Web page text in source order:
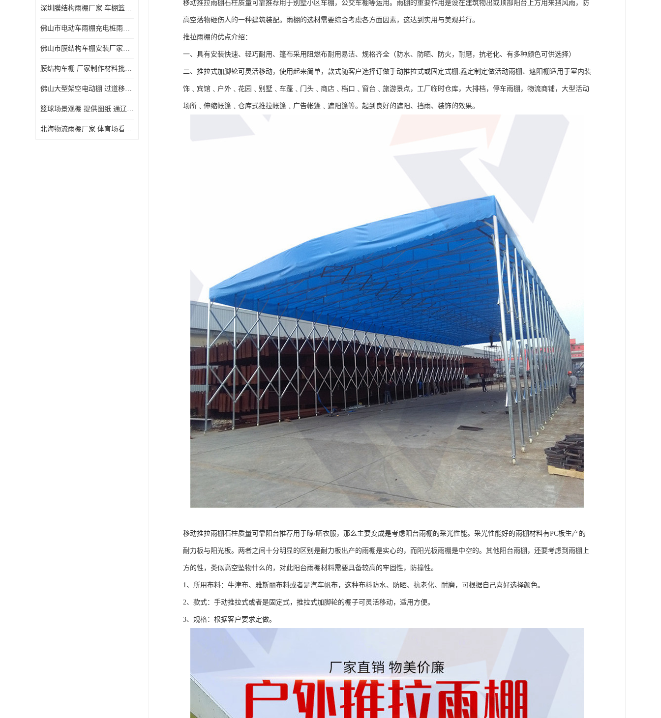
深圳膜结构雨棚厂家 车棚篮球场体育看台 规格多样
佛山市电动车雨棚充电桩雨棚小区电动车棚
佛山市膜结构车棚安装厂家发货安装
膜结构车棚 厂家制作材料批发安装一体式工厂
佛山大型架空电动棚 过道移动雨蓬 屋轨道悬空棚免费测量
篮球场景观棚 提供图纸 通辽膜结构厂家
北海物流雨棚厂家 体育场看台雨棚 价格优惠
移动推拉雨棚石柱质量可靠推荐用于别墅小区车棚，公交车棚等运用。雨棚的重要作用是设在建筑物出或顶部阳台上方用来挡风雨，防
高空落物砸伤人的一种建筑装配。雨棚的选材需要综合考虑各方面因素，这达到实用与美观并行。
推拉雨棚的优点介绍：
一、具有安装快速、轻巧耐用、篷布采用阻燃布耐用易洁、规格齐全（防水、防晒、防火，耐磨，抗老化、有多种颜色可供选择）
二、推拉式加脚轮可灵活移动，使用起来简单，款式随客户选择订做手动推拉式或固定式棚.鑫定制定做活动雨棚、遮阳棚适用于室内装
饰﹑宾馆﹑户外﹑花园﹑别墅﹑车蓬﹑门头﹑商店﹑档口﹑窗台﹑旅游景点，工厂临时仓库，大排档，停车雨棚，物流商铺，大型活动
场所﹑伸缩帐篷﹑仓库式推拉帐篷﹑广告帐篷﹑遮阳篷等。起到良好的遮阳、挡雨、装饰的效果。
移动推拉雨棚石柱质量可靠阳台推荐用于晾/晒衣服，那么主要变成是考虑阳台雨棚的采光性能。采光性能好的雨棚材料有PC板生产的
耐力板与阳光板。两者之间十分明显的区别是耐力板出产的雨棚是实心的，而阳光板雨棚是中空的。其他阳台雨棚，还要考虑到雨棚上
方的性，类似高空坠物什么的，对此阳台雨棚材料需要具备较高的牢固性，防撞性。
1、所用布料：牛津布、雅斯丽布料或者是汽车帆布，这种布料防水、防晒、抗老化、耐磨，可根据自己喜好选择颜色。
2、款式：手动推拉式或者是固定式，推拉式加脚轮的棚子可灵活移动，适用方便。
3、规格：根据客户要求定做。